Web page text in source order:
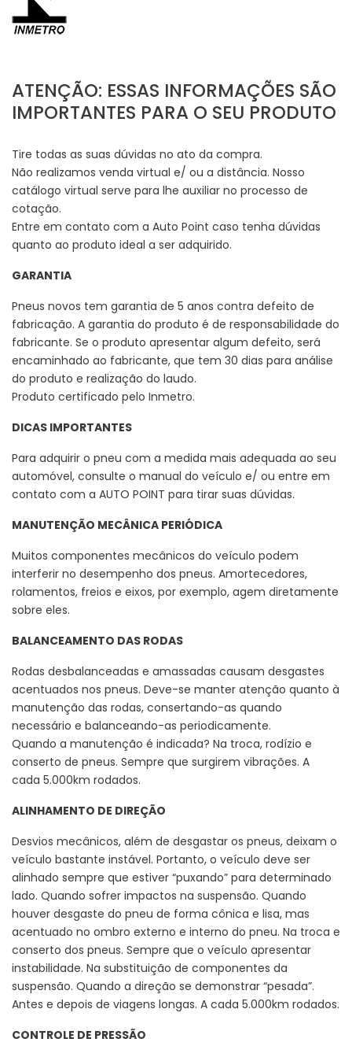
ATENÇÃO: ESSAS INFORMAÇÕES SÃO
IMPORTANTES PARA O SEU PRODUTO
Tire todas as suas dúvidas no ato da compra.
Não realizamos venda virtual e/ ou a distância. Nosso
catálogo virtual serve para lhe auxiliar no processo de
cotação.
Entre em contato com a Auto Point caso tenha dúvidas
quanto ao produto ideal a ser adquirido.
GARANTIA
Pneus novos tem garantia de 5 anos contra defeito de
fabricação. A garantia do produto é de responsabilidade do
fabricante. Se o produto apresentar algum defeito, será
encaminhado ao fabricante, que tem 30 dias para análise
do produto e realização do laudo.
Produto certificado pelo Inmetro.
DICAS IMPORTANTES
Para adquirir o pneu com a medida mais adequada ao seu
automóvel, consulte o manual do veículo e/ ou entre em
contato com a AUTO POINT para tirar suas dúvidas.
MANUTENÇÃO MECÂNICA PERIÓDICA
Muitos componentes mecânicos do veículo podem
interferir no desempenho dos pneus. Amortecedores,
rolamentos, freios e eixos, por exemplo, agem diretamente
sobre eles.
BALANCEAMENTO DAS RODAS
Rodas desbalanceadas e amassadas causam desgastes
acentuados nos pneus. Deve-se manter atenção quanto à
manutenção das rodas, consertando-as quando
necessário e balanceando-as periodicamente.
Quando a manutenção é indicada? Na troca, rodízio e
conserto de pneus. Sempre que surgirem vibrações. A
cada 5.000km rodados.
ALINHAMENTO DE DIREÇÃO
Desvios mecânicos, além de desgastar os pneus, deixam o
veículo bastante instável. Portanto, o veículo deve ser
alinhado sempre que estiver “puxando” para determinado
lado. Quando sofrer impactos na suspensão. Quando
houver desgaste do pneu de forma cônica e lisa, mas
acentuado no ombro externo e interno do pneu. Na troca e
conserto dos pneus. Sempre que o veículo apresentar
instabilidade. Na substituição de componentes da
suspensão. Quando a direção se demonstrar “pesada”.
Antes e depois de viagens longas. A cada 5.000km rodados.
CONTROLE DE PRESSÃO